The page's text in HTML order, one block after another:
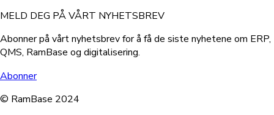
MELD DEG PÅ VÅRT NYHETSBREV
Abonner på vårt nyhetsbrev for å få de siste nyhetene om ERP,
QMS, RamBase og digitalisering.
Abonner
© RamBase 2024